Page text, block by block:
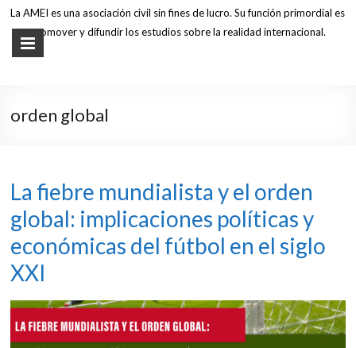
La AMEI es una asociación civil sin fines de lucro. Su función primordial es
promover y difundir los estudios sobre la realidad internacional.
orden global
La fiebre mundialista y el orden
global: implicaciones políticas y
económicas del fútbol en el siglo
XXI